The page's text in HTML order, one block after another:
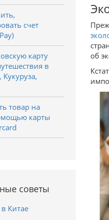
об
счет
карту
в
Кукуруза,
товар на
карты
советы
Китае